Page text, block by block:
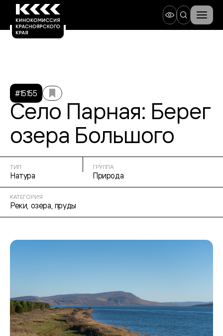
#15155
Село Парная: Берег
озера Большого
ТИП
Натура
ГРУППА
Природа
КАТЕГОРИЯ
Реки, озера, пруды